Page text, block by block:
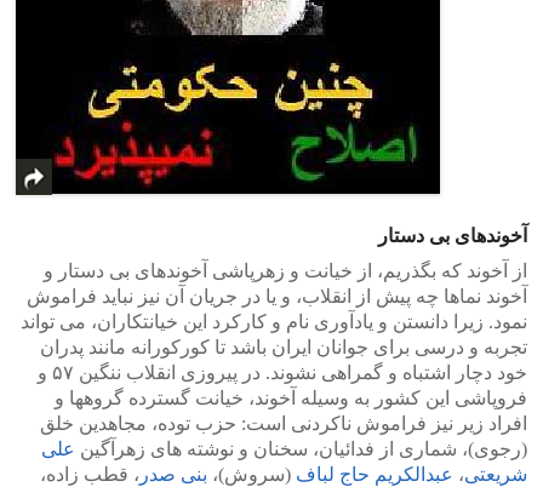
آخوندهای بی دستار
از آخوند که بگذریم، از خیانت و زهرپاشی آخوندهای بی دستار و
آخوند نماها چه پیش از انقلاب، و یا در جریان آن نیز نباید فراموش
نمود. زیرا دانستن و یادآوری نام و کارکرد این خیانتکاران، می تواند
تجربه و درسی برای جوانان ایران باشد تا کورکورانه مانند پدران
خود دچار اشتباه و گمراهی نشوند. در پیروزی انقلاب ننگین ۵۷ و
فروپاشی این کشور به وسیله آخوند، خیانت گسترده گروهها و
افراد زیر نیز فراموش ناکردنی است: حزب توده، مجاهدین خلق
(رجوی)، شماری از فدائیان، سخنان و نوشته های زهرآگین علی
شریعتی، عبدالکریم حاج لباف (سروش)، بنی صدر ، قطب زاده،